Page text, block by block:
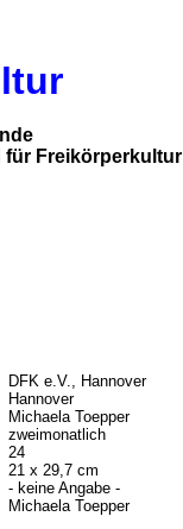
für Freikörperkultur
DFK e.V., Hannover
Hannover
Michaela Toepper
zweimonatlich
24
21 x 29,7 cm
- keine Angabe -
Michaela Toepper